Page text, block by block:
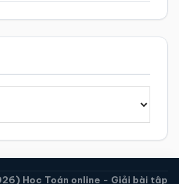
Học Toán online - Giải bài tập